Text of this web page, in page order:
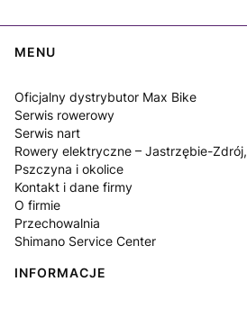
Linki w stopce
MENU
Oficjalny dystrybutor Max Bike
Serwis rowerowy
Serwis nart
Rowery elektryczne – Jastrzębie-Zdrój,
Pszczyna i okolice
Kontakt i dane firmy
O firmie
Przechowalnia
Shimano Service Center
INFORMACJE